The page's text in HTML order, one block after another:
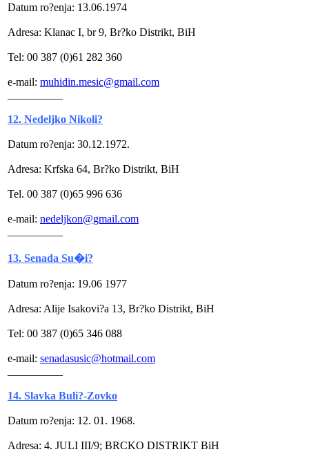
Datum ro?enja: 13.06.1974
Adresa: Klanac I, br 9, Br?ko Distrikt, BiH
Tel: 00 387 (0)61 282 360
e-mail: muhidin.mesic@gmail.com
12. Nedeljko Nikoli?
Datum ro?enja: 30.12.1972.
Adresa: Krfska 64, Br?ko Distrikt, BiH
Tel. 00 387 (0)65 996 636
e-mail: nedeljkon@gmail.com
13. Senada Su�i?
Datum ro?enja: 19.06 1977
Adresa: Alije Isakovi?a 13, Br?ko Distrikt, BiH
Tel: 00 387 (0)65 346 088
e-mail: senadasusic@hotmail.com
14. Slavka Buli?-Zovko
Datum ro?enja: 12. 01. 1968.
Adresa: 4. JULI III/9; BRCKO DISTRIKT BiH